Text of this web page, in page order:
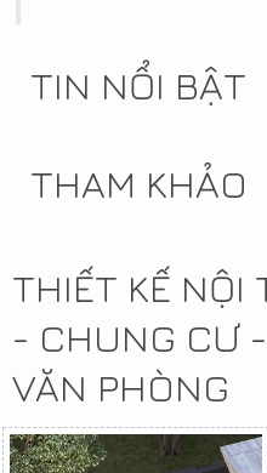
TIN NỔI BẬT
THAM KHẢO
THIẾT KẾ NỘI
- CHUNG CƯ
VĂN PHÒNG